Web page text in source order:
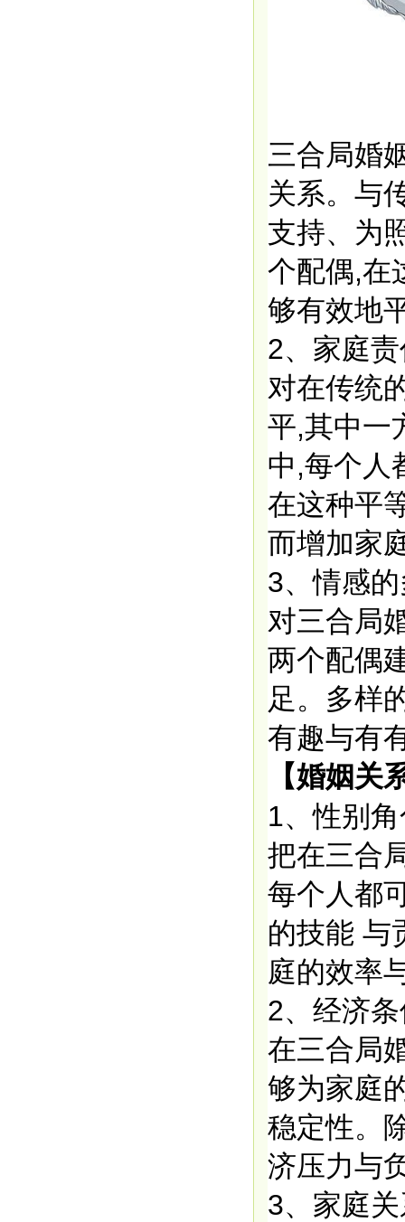
三合局婚
关系。与
支持、为
个配偶,在
够有效地
2、家庭
对在传统
平,其中一
中,每个人
在这种平
而增加家
3、情感
对三合局
两个配偶
足。多样
有趣与有
【婚姻关
1、性别
把在三合
每个人都
的技能 与
庭的效率
2、经济
在三合局
够为家庭
稳定性。
济压力与
3、家庭